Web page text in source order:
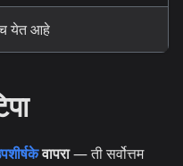
येत आहे
वापरा— ती सर्वोत्तम